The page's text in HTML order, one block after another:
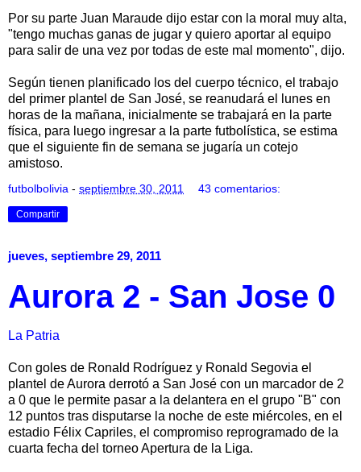
Por su parte Juan Maraude dijo estar con la moral muy alta,
"tengo muchas ganas de jugar y quiero aportar al equipo
para salir de una vez por todas de este mal momento", dijo.
Según tienen planificado los del cuerpo técnico, el trabajo
del primer plantel de San José, se reanudará el lunes en
horas de la mañana, inicialmente se trabajará en la parte
física, para luego ingresar a la parte futbolística, se estima
que el siguiente fin de semana se jugaría un cotejo
amistoso.
futbolbolivia - septiembre 30, 2011 43 comentarios:
Compartir
jueves, septiembre 29, 2011
Aurora 2 - San Jose 0
La Patria
Con goles de Ronald Rodríguez y Ronald Segovia el
plantel de Aurora derrotó a San José con un marcador de 2
a 0 que le permite pasar a la delantera en el grupo "B" con
12 puntos tras disputarse la noche de este miércoles, en el
estadio Félix Capriles, el compromiso reprogramado de la
cuarta fecha del torneo Apertura de la Liga.